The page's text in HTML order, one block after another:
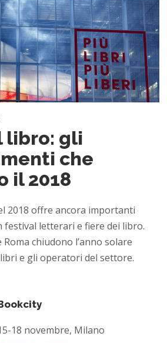
libro: gli
che
il 2018
2018 offre ancora importanti
festival letterari e fiere dei libro.
chiudono l’anno solare
e gli operatori del settore.
18 novembre, Milano